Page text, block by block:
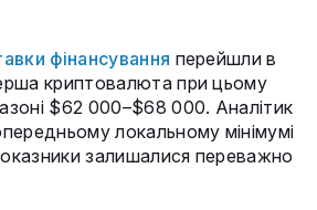
фінансування перейшли в
криптовалюта при цьому
$62 000–$68 000. Аналітик
локальному мінімумі
залишалися переважно